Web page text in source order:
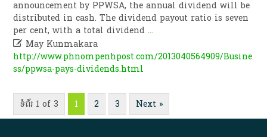
announcement by PPWSA, the annual dividend will be
distributed in cash. The dividend payout ratio is seven
per cent, with a total dividend...
 May Kunmakara
http://www.phnompenhpost.com/2013040564909/Busine
ss/ppwsa-pays-dividends.html
ទំព័រ 1 of 3 1 2 3 Next »